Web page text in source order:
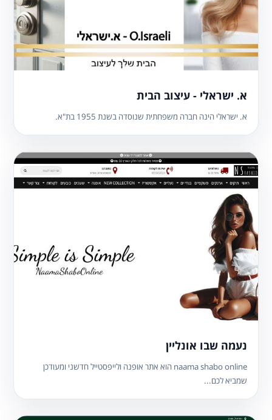
א. ישראלי - עיצוב הבית
א. ישראלי הינה חברה משפחתית שנוסדה בשנת 1955 בת"א.
נעמה שבו אונליין
naama shabo online הוא אתר אופנה ולייפסטייל חדשני ומעודכן
שמביא לכם...